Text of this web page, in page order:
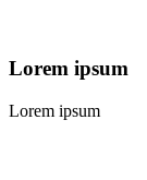
Lorem ipsum
Lorem ipsum